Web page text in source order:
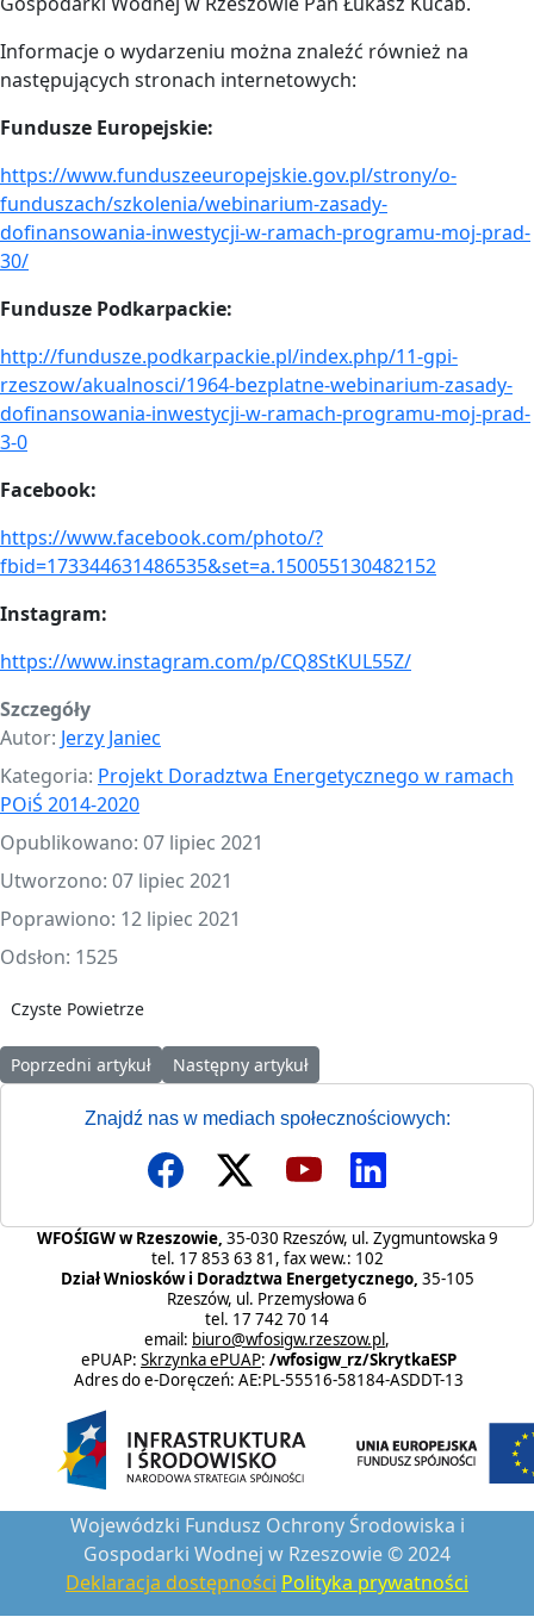
Informacje o wydarzeniu można znaleźć również na
następujących stronach internetowych:
Fundusze Europejskie:
https://www.funduszeeuropejskie.gov.pl/strony/o-
funduszach/szkolenia/webinarium-zasady-
dofinansowania-inwestycji-w-ramach-programu-moj-prad-
30/
Fundusze Podkarpackie:
http://fundusze.podkarpackie.pl/index.php/11-gpi-
rzeszow/akualnosci/1964-bezplatne-webinarium-zasady-
dofinansowania-inwestycji-w-ramach-programu-moj-prad-
3-0
Facebook:
https://www.facebook.com/photo/?
fbid=173344631486535&set=a.150055130482152
Instagram:
https://www.instagram.com/p/CQ8StKUL55Z/
Szczegóły
Autor: Jerzy Janiec
Kategoria: Projekt Doradztwa Energetycznego w ramach
POiŚ 2014-2020
Opublikowano: 07 lipiec 2021
Utworzono: 07 lipiec 2021
Poprawiono: 12 lipiec 2021
Odsłon: 1525
Czyste Powietrze
Poprzedni artykuł: Prezentacja „Termomodernizacja budynków
Poprzedni artykuł Następny artykuł: SZKOLENIE Z PP „CZYSTE
Następny artykuł
Znajdź nas w mediach społecznościowych:
WFOŚIGW w Rzeszowie, 35-030 Rzeszów, ul. Zygmuntowska 9
tel. 17 853 63 81, fax wew.: 102
Dział Wniosków i Doradztwa Energetycznego, 35-105
Rzeszów, ul. Przemysłowa 6
tel. 17 742 70 14
email: biuro@wfosigw.rzeszow.pl,
ePUAP: Skrzynka ePUAP: /wfosigw_rz/SkrytkaESP
Adres do e-Doręczeń: AE:PL-55516-58184-ASDDT-13
Wojewódzki Fundusz Ochrony Środowiska i
Gospodarki Wodnej w Rzeszowie © 2024
Deklaracja dostępności Polityka prywatności